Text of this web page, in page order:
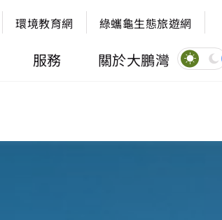
環境教育網 綠蠵龜生態旅遊網
服務 關於大鵬灣